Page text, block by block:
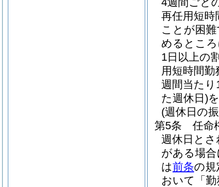
再任用短時
ことが困
めるとこ
1日以上の
用短時間
週間当た
た週休日)
(週休日の
第5条
任命
週休日と
がある場
は前条の規
おいて「